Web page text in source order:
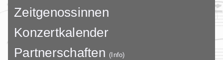
Zeitgenossinnen
Konzertkalender
Partnerschaften(Info)